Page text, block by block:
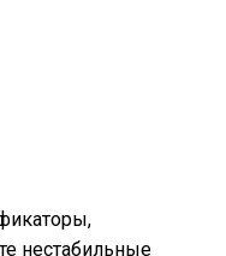
нестабильные